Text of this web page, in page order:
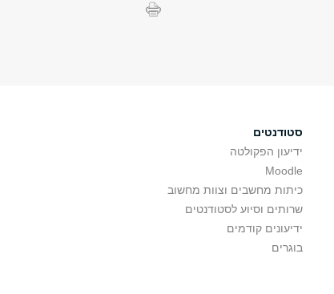
סטודנטים
ידיעון הפקולטה
Moodle
כיתות מחשבים וצוות מחשוב
שרותים וסיוע לסטודנטים
ידיעונים קודמים
בוגרים